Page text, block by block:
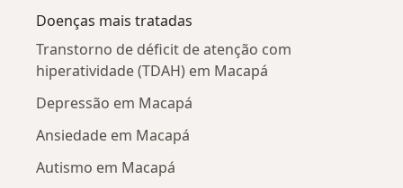
Doenças mais tratadas
Transtorno de déficit de atenção com
hiperatividade (TDAH) em Macapá
Depressão em Macapá
Ansiedade em Macapá
Autismo em Macapá